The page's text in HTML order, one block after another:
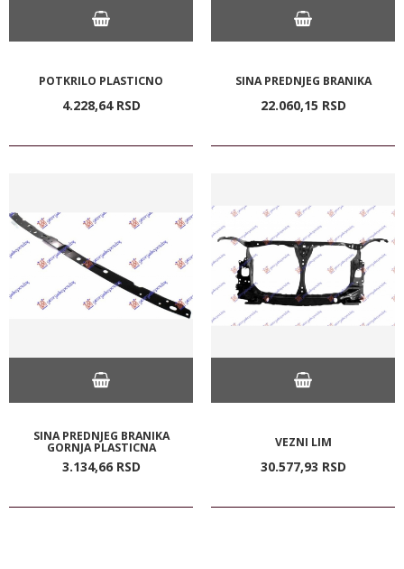
POTKRILO PLASTICNO
4.228,64 RSD
SINA PREDNJEG BRANIKA
22.060,15 RSD
SINA PREDNJEG BRANIKA
GORNJA PLASTICNA
3.134,66 RSD
VEZNI LIM
30.577,93 RSD